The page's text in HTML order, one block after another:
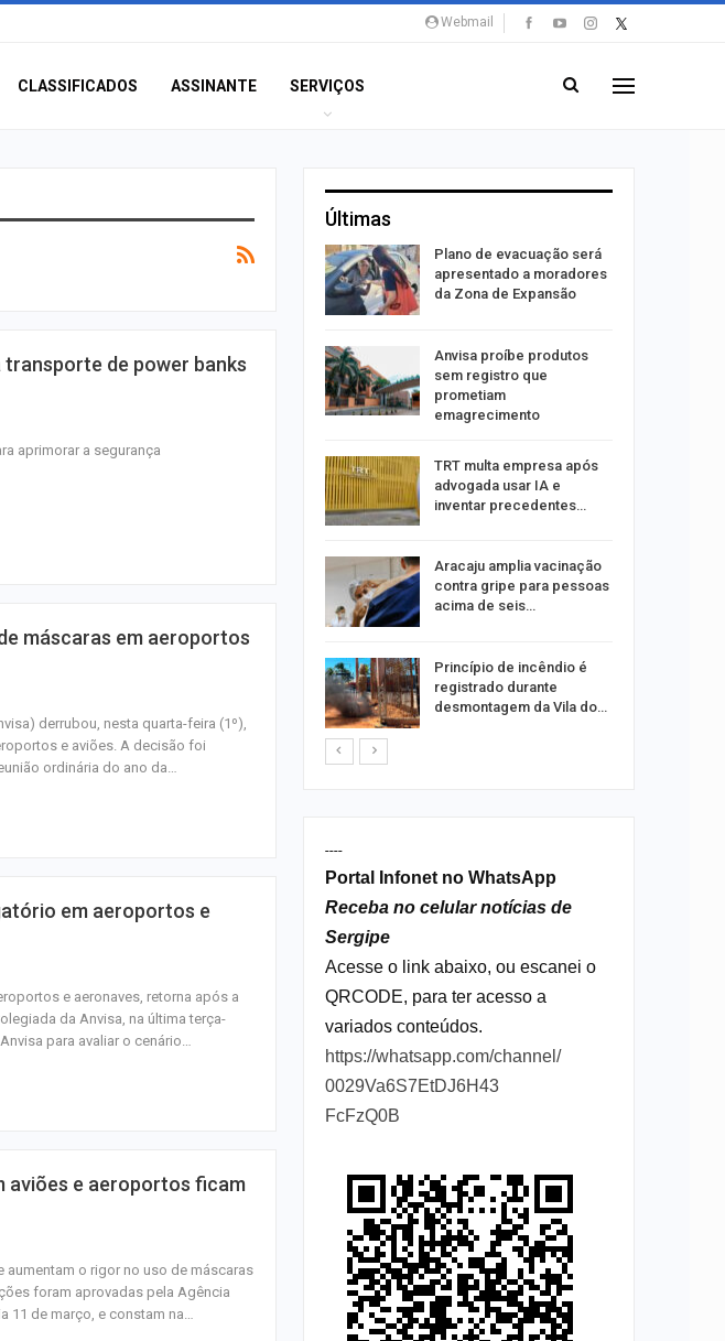
Webmail
CLASSIFICADOS ASSINANTE SERVIÇOS
de power banks
aprimorar a segurança
máscaras em aeroportos
derrubou, nesta quarta-feira (1º),
e aviões. A decisão foi
ordinária do ano da…
em aeroportos e
e aeronaves, retorna após a
da Anvisa, na última terça-
para avaliar o cenário…
aviões e aeroportos ficam
aumentam o rigor no uso de máscaras
foram aprovadas pela Agência
11 de março, e constam na…
Últimas
Polícia Civil investiga
Câmara de Itabaianinha
abre concurso com
Filarmônica de Itabaiana
Plano de evacuação será
apresentado a moradores
da Zona de Expansão
Anvisa proíbe produtos
sem registro que
prometiam
emagrecimento
TRT multa empresa após
advogada usar IA e
inventar precedentes…
Aracaju amplia vacinação
contra gripe para pessoas
acima de seis…
Princípio de incêndio é
registrado durante
desmontagem da Vila do…
----
Portal Infonet no WhatsApp
Receba no celular notícias de
Sergipe
Acesse o link abaixo, ou escanei o
QRCODE, para ter acesso a
variados conteúdos.
https://whatsapp.com/channel/
0029Va6S7EtDJ6H43
FcFzQ0B